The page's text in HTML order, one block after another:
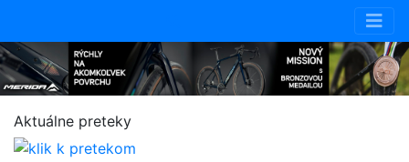
Aktuálne preteky